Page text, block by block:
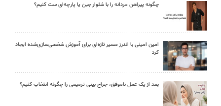
چگونه پیراهن مردانه را با شلوار جین یا پارچه‌ای ست کنیم؟
امین امینی با اندرز مسیر تازه‌ای برای آموزش شخصی‌سازی‌شده ایجاد
کرد
بعد از یک عمل ناموفق، جراح بینی ترمیمی را چگونه انتخاب کنیم؟